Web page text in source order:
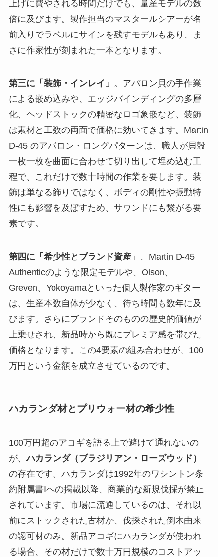
上げに費やされる時間だけでも、量産モデルの数
倍に及びます。製作担当のマスタールシアーが名
前入りでラベルにサインを残すモデルもあり、ま
さに作家性が刻まれた一本となります。
第三に「装飾・インレイ」 。アバロン貝の手作業
による嵌め込みや、エッジバインディングの多層
化、ヘッドストックの精密なロゴ象嵌など、装飾
は素材と工数の両面で価格に効いてきます。Martin
D-45 のアバロン・ロングパターンは、職人が貝殻
一枚一枚を曲面に合わせて切り出して埋め込む工
程で、これだけで数十時間の作業を要します。装
飾は単なる飾りではなく、ボディの剛性や振動特
性にも影響を及ぼすため、サウンドにも繋がる要
素です。
第四に「希少性とブランド資産」 。Martin D-45
Authenticのような限定モデルや、Olson、
Greven、Yokoyamaといった個人製作家のギター
は、生産本数自体が少なく、待ち時間も数年に及
びます。さらにブランドそのものの歴史的価値が
上乗せされ、新品時から既にプレミア感を帯びた
価格となります。
この4要素の組み合わせが、100
万円という金額を成立させているのです。
ハカランダ材とプリウォー材の希少性
100万円超のアコギを語る上で避けて通れないの
が、ハカランダ（ブラジリアン・ローズウッド）
の存在です。ハカランダは1992年のワシントン条
約附属書Iへの掲載以降、商業的な新規伐採が禁止
されています。市場に流通しているのは、それ以
前にストックされた古材か、伐採された倒木由来
の認可材のみ。新品アコギにハカランダが使われ
る場合、その材だけで数十万円規模のコストアッ